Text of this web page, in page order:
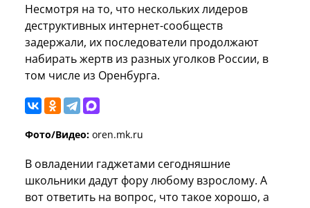
Несмотря на то, что нескольких лидеров
деструктивных интернет-сообществ
задержали, их последователи продолжают
набирать жертв из разных уголков России, в
том числе из Оренбурга.
Фото/Видео: oren.mk.ru
В овладении гаджетами сегодняшние
школьники дадут фору любому взрослому. А
вот ответить на вопрос, что такое хорошо, а